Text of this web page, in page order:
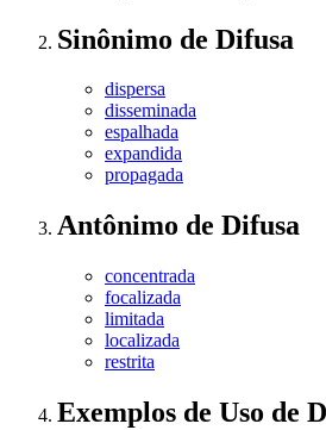
Sinônimo de Difusa
dispersa
disseminada
espalhada
expandida
propagada
Antônimo de Difusa
concentrada
focalizada
limitada
localizada
restrita
Exemplos de Uso de